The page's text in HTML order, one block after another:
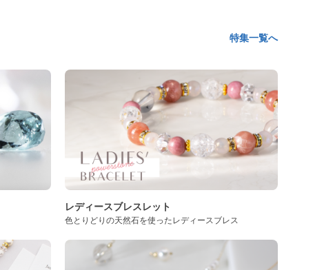
特集一覧へ
レディースブレスレット
色とりどりの天然石を使ったレディースブレス